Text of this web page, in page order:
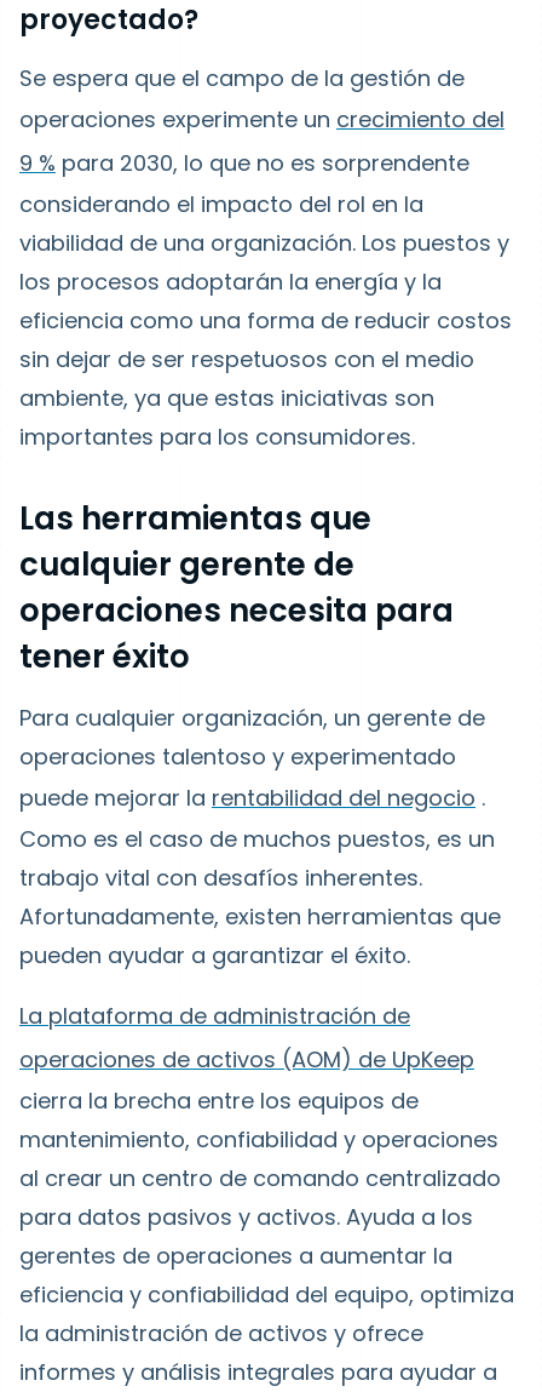
proyectado?
Se espera que el campo de la gestión de
operaciones experimente un crecimiento del
9 % para 2030, lo que no es sorprendente
considerando el impacto del rol en la
viabilidad de una organización. Los puestos y
los procesos adoptarán la energía y la
eficiencia como una forma de reducir costos
sin dejar de ser respetuosos con el medio
ambiente, ya que estas iniciativas son
importantes para los consumidores.
Las herramientas que
cualquier gerente de
operaciones necesita para
tener éxito
Para cualquier organización, un gerente de
operaciones talentoso y experimentado
puede mejorar la rentabilidad del negocio .
Como es el caso de muchos puestos, es un
trabajo vital con desafíos inherentes.
Afortunadamente, existen herramientas que
pueden ayudar a garantizar el éxito.
La plataforma de administración de
operaciones de activos (AOM) de UpKeep
cierra la brecha entre los equipos de
mantenimiento, confiabilidad y operaciones
al crear un centro de comando centralizado
para datos pasivos y activos. Ayuda a los
gerentes de operaciones a aumentar la
eficiencia y confiabilidad del equipo, optimiza
la administración de activos y ofrece
informes y análisis integrales para ayudar a